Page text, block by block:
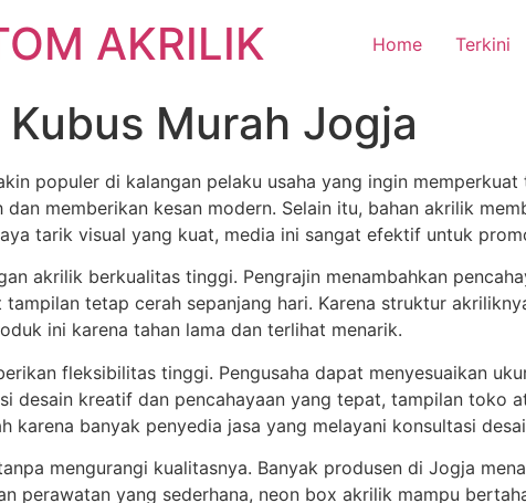
AKRILIK Home Terkini
Murah Jogja
populer di kalangan pelaku usaha yang ingin
memberikan kesan modern. Selain itu, bahan akrilik
tarik visual yang kuat, media ini sangat efektif untuk
akrilik berkualitas tinggi. Pengrajin menambahkan
tetap cerah sepanjang hari. Karena struktur
ini karena tahan lama dan terlihat menarik.
fleksibilitas tinggi. Pengusaha dapat menyesuaikan
desain kreatif dan pencahayaan yang tepat, tampilan toko
karena banyak penyedia jasa yang melayani konsultasi
mengurangi kualitasnya. Banyak produsen di Jogja
perawatan yang sederhana, neon box akrilik mampu